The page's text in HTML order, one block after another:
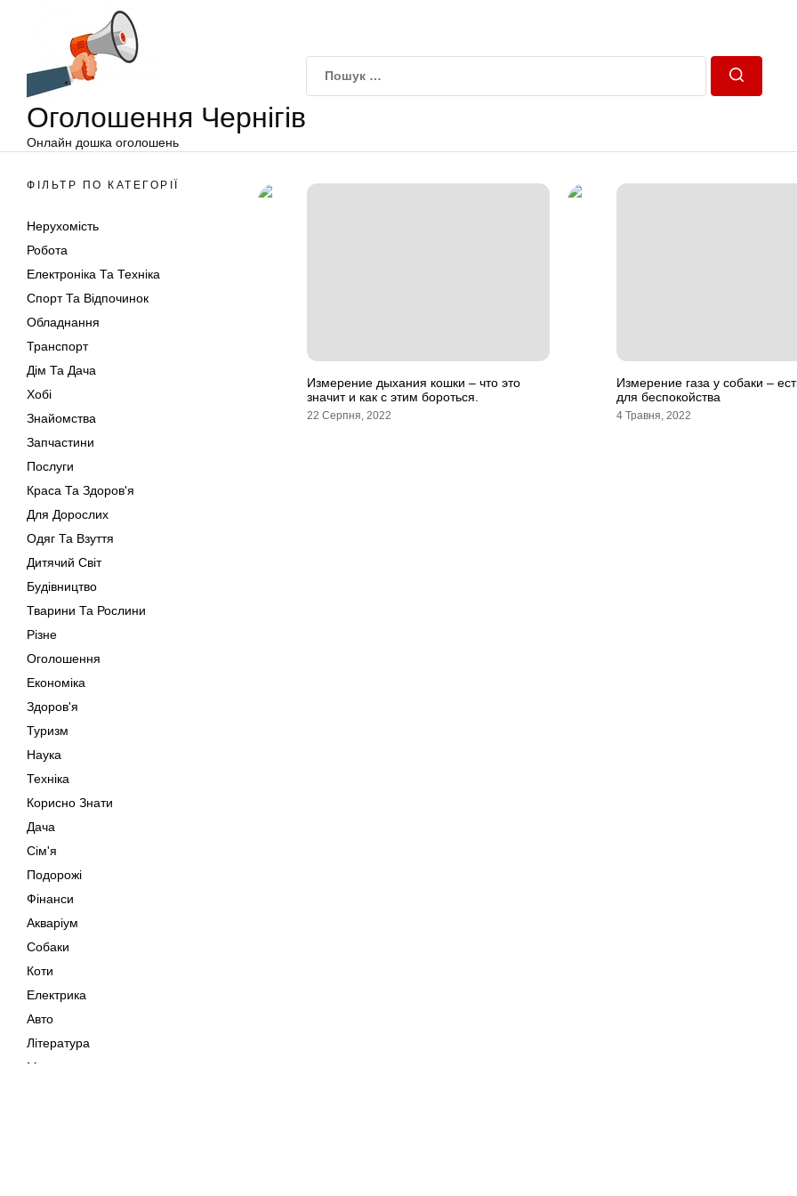
Оголошення Чернігів
Онлайн дошка оголошень
ФІЛЬТР ПО КАТЕГОРІЇ
Нерухомість
Робота
Електроніка Та Техніка
Спорт Та Відпочинок
Обладнання
Транспорт
Дім Та Дача
Хобі
Знайомства
Запчастини
Послуги
Краса Та Здоров'я
Для Дорослих
Одяг Та Взуття
Дитячий Світ
Будівництво
Тварини Та Рослини
Різне
Оголошення
Економіка
Здоров'я
Туризм
Наука
Техніка
Корисно Знати
Дача
Сім'я
Подорожі
Фінанси
Акваріум
Собаки
Коти
Електрика
Авто
Література
Музика
Измерение дыхания кошки – что это
значит и как с этим бороться.
22 Серпня, 2022
Измерение газа у собаки –
для беспокойства
4 Травня, 2022